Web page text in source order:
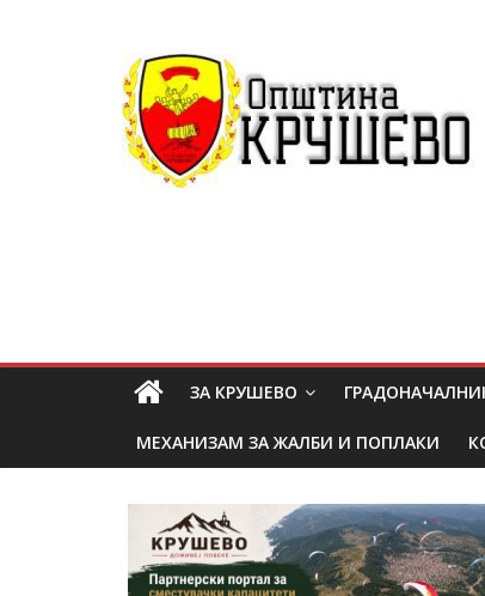
ЗА КРУШЕВО
МЕХАНИЗАМ ЗА ЖАЛБИ И ПОПЛАКИ